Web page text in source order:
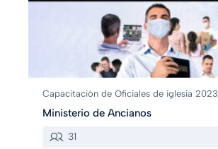
Capacitación de Oficiales de iglesia 2023
Ministerio de Ancianos
31